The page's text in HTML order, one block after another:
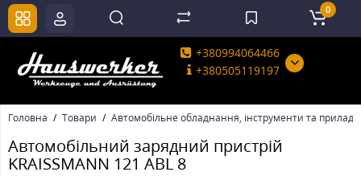
+380994064466
+380505119197
0
Головна Товари Автомобільне обладнання, інструменти та прилади
Автомобільний зарядний пристрій
KRAISSMANN 121 ABL 8